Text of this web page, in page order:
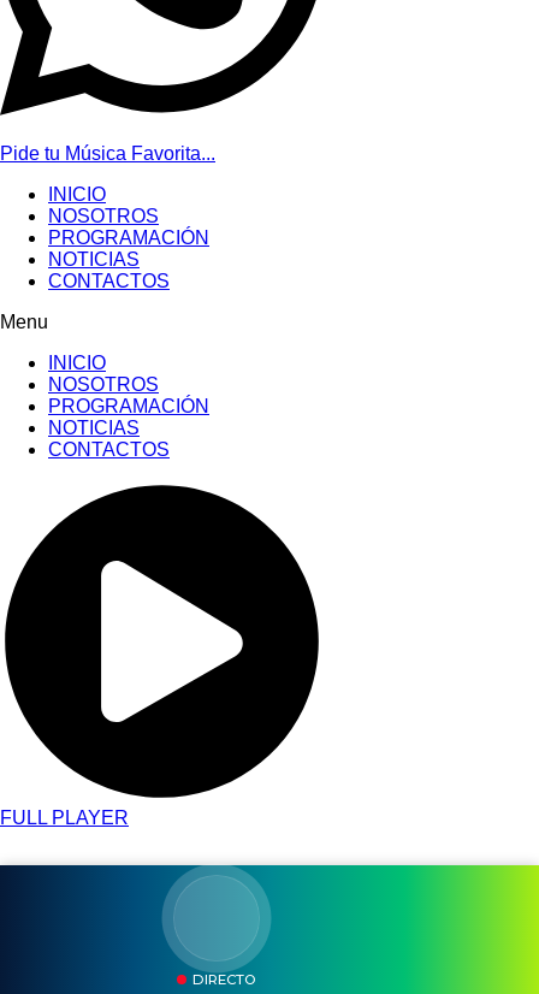
Pide tu Música Favorita...
INICIO
NOSOTROS
PROGRAMACIÓN
NOTICIAS
CONTACTOS
Menu
INICIO
NOSOTROS
PROGRAMACIÓN
NOTICIAS
CONTACTOS
FULL PLAYER
DIRECTO